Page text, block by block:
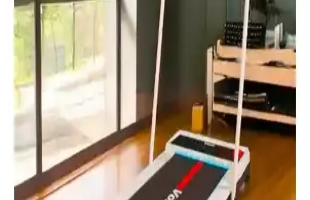
Busso GYM-25 25 cm Pilates Topu ile Sağlıklı ve
Çok Yönlü Egzersiz Seçenekleri
Busso GYM-25 25 cm çapında pilates topu, çok yönlü kullanım ve
dayanıklı yapısıyla sağlıklı yaşam ve egzersizlerinizde vazgeçilmez
olur.
Delta ve Moccastyle Dambıl Setleri Karşılaştırması
Ev ve Spor Salonu Kullanımı İçin
Delta ve Moccastyle dambıl setleri arasındaki farklar, kullanım
alanları ve kullanıcı yorumlarıyla ilgili detaylı bilgi sunuyoruz.
Hangi dambıl seti ihtiyaçlarınıza daha uygun karar vermenize
yardımcı olur.